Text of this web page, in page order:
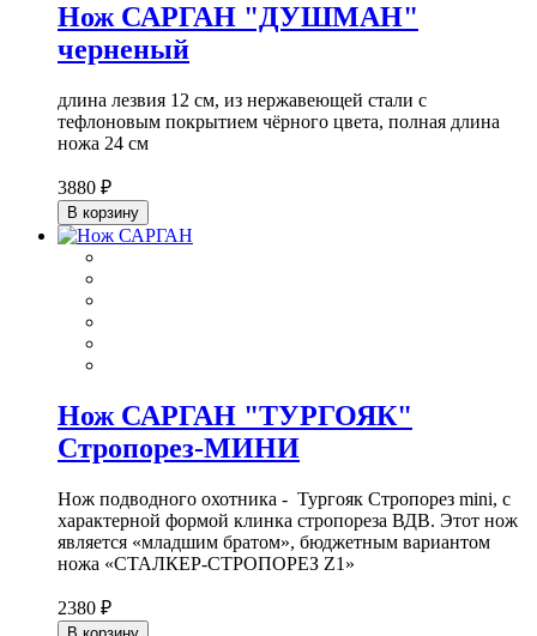
Нож САРГАН "ДУШМАН"
черненый
длина лезвия 12 см, из нержавеющей стали с
тефлоновым покрытием чёрного цвета, полная длина
ножа 24 см
3880 ₽
В корзину
Нож САРГАН "ТУРГОЯК"
Стропорез-МИНИ
Нож подводного охотника - Тургояк Стропорез mini, с
характерной формой клинка стропореза ВДВ. Этот нож
является «младшим братом», бюджетным вариантом
ножа «СТАЛКЕР-СТРОПОРЕЗ Z1»
2380 ₽